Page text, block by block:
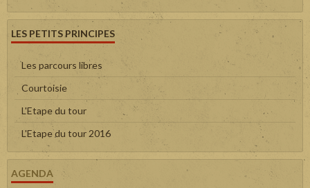
LES PETITS PRINCIPES
Les parcours libres
Courtoisie
L'Etape du tour
L'Etape du tour 2016
AGENDA